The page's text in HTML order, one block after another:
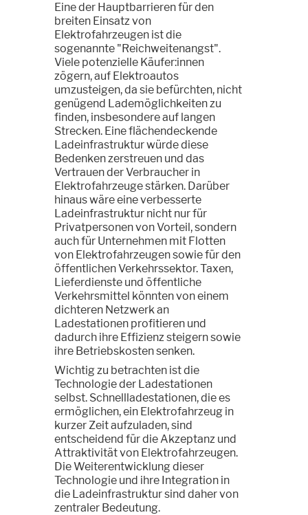
Eine der Hauptbarrieren für den
breiten Einsatz von
Elektrofahrzeugen ist die
sogenannte "Reichweitenangst".
Viele potenzielle Käufer:innen
zögern, auf Elektroautos
umzusteigen, da sie befürchten, nicht
genügend Lademöglichkeiten zu
finden, insbesondere auf langen
Strecken. Eine flächendeckende
Ladeinfrastruktur würde diese
Bedenken zerstreuen und das
Vertrauen der Verbraucher in
Elektrofahrzeuge stärken. Darüber
hinaus wäre eine verbesserte
Ladeinfrastruktur nicht nur für
Privatpersonen von Vorteil, sondern
auch für Unternehmen mit Flotten
von Elektrofahrzeugen sowie für den
öffentlichen Verkehrssektor. Taxen,
Lieferdienste und öffentliche
Verkehrsmittel könnten von einem
dichteren Netzwerk an
Ladestationen profitieren und
dadurch ihre Effizienz steigern sowie
ihre Betriebskosten senken.
Wichtig zu betrachten ist die
Technologie der Ladestationen
selbst. Schnellladestationen, die es
ermöglichen, ein Elektrofahrzeug in
kurzer Zeit aufzuladen, sind
entscheidend für die Akzeptanz und
Attraktivität von Elektrofahrzeugen.
Die Weiterentwicklung dieser
Technologie und ihre Integration in
die Ladeinfrastruktur sind daher von
zentraler Bedeutung.